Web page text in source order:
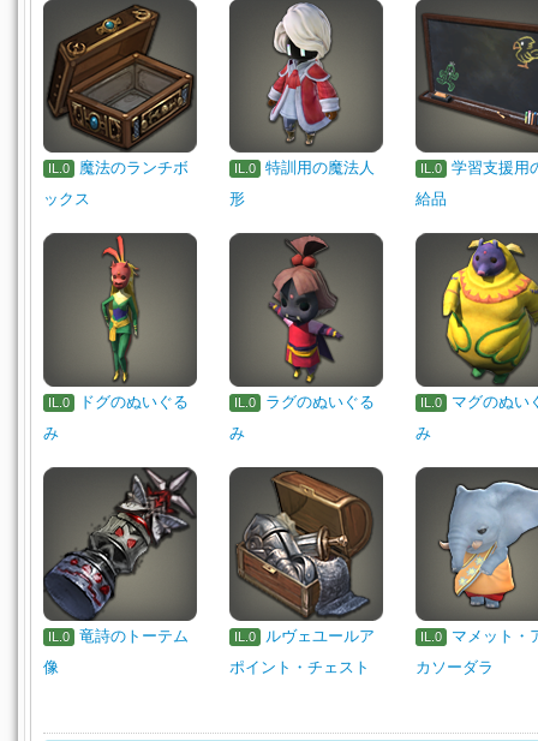
IL.0
魔法のランチボ
ックス
IL.0
特訓用の魔法人
形
IL.0
学習支援用
給品
IL.0
ドグのぬいぐる
み
IL.0
ラグのぬいぐる
み
IL.0
マグのぬい
み
IL.0
竜詩のトーテム
像
IL.0
ルヴェユールア
ポイント・チェスト
IL.0
マメット・
カソーダラ